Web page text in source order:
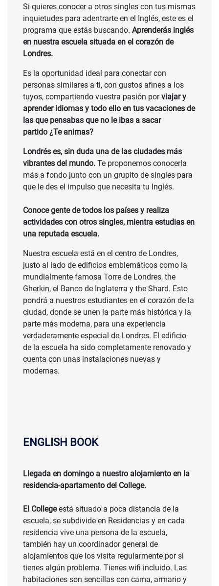
Si quieres conocer a otros singles con tus mismas
inquietudes para adentrarte en el Inglés, este es el
programa que estás buscando. Aprenderás inglés
en nuestra escuela situada en el corazón de
Londres.
Es la oportunidad ideal para conectar con
personas similares a ti, con gustos afines a los
tuyos, compartiendo vuestra pasión porviajar y
aprender idiomas y todo ello en tus vacaciones de
las que pensabas que no le ibas a sacar
partido ¿Te animas?
Londrés es, sin duda una de las ciudades más
vibrantes del mundo. Te proponemos conocerla
más a fondo junto con un grupito de singles para
que le des el impulso que necesita tu Inglés.
Conoce gente de todos los países y realiza
actividades con otros singles, mientra estudias en
una reputada escuela.
Nuestra escuela está en el centro de Londres,
justo al lado de edificios emblemáticos como la
mundialmente famosa Torre de Londres, the
Gherkin, el Banco de Inglaterra y the Shard. Esto
pondrá a nuestros estudiantes en el corazón de la
ciudad, donde se unen la parte más histórica y la
parte más moderna, para una experiencia
verdaderamente especial de Londres. El edificio
de la escuela ha sido completamente renovado y
cuenta con unas instalaciones nuevas y
modernas.
ENGLISH BOOK
Llegada en domingo a nuestro alojamiento en la
residencia-apartamento del College.
El Collegeestá situado a poca distancia de la
escuela, se subdivide en Residencias y en cada
residencia vive una persona de la escuela,
también hay un coordinador general de
alojamientos que los visita regularmente por si
tienes algún problema. Tienes wifi incluido. Las
habitaciones son sencillas con cama, armario y